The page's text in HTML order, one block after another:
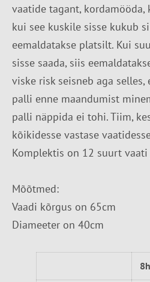
vaatide tagant, kordamööda,
kui see kuskile sisse kukub
eemaldatakse platsilt. Kui
sisse saada, siis
viske risk seisneb aga selles,
palli enne maandumist
palli näppida ei tohi. Tiim,
kõikidesse vastase
Komplektis on 12 suurt
Mõõtmed:
Vaadi kõrgus on 65cm
Diameeter on 40cm
8h